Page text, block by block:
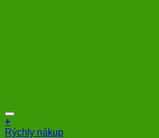
+
Rýchly nákup